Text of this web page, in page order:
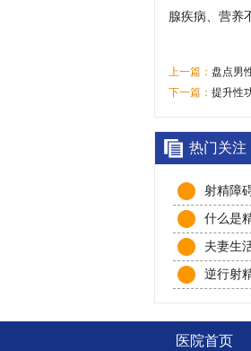
腺疾病、营养
上一篇： 盘点男
下一篇： 提升性
热门关注
射精障
什么是
夫妻生
逆行射
健康
医院首页